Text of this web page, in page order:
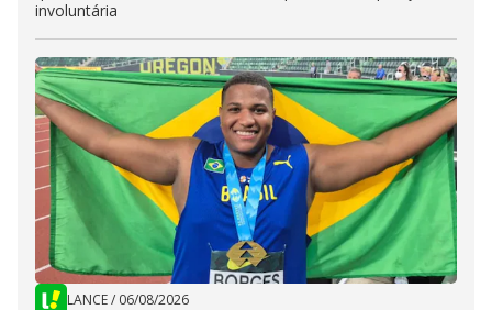
involuntária
LANCE/ 06/08/2026